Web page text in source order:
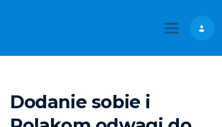
Toggle
Dodanie sobie i